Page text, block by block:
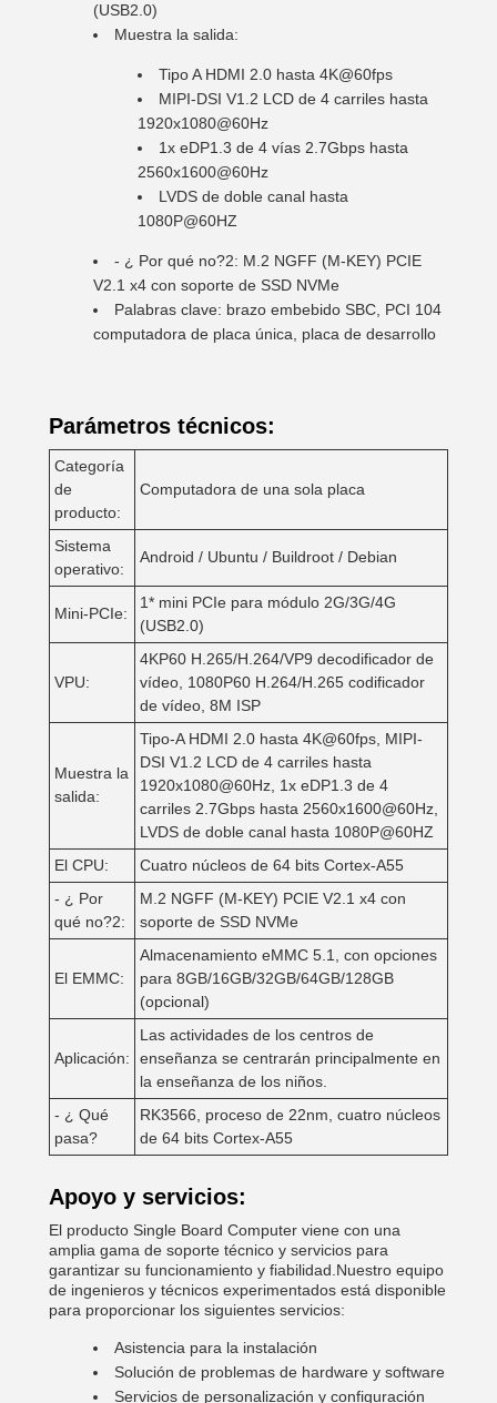
(USB2.0)
Muestra la salida:
Tipo A HDMI 2.0 hasta 4K@60fps
MIPI-DSI V1.2 LCD de 4 carriles hasta
1920x1080@60Hz
1x eDP1.3 de 4 vías 2.7Gbps hasta
2560x1600@60Hz
LVDS de doble canal hasta
1080P@60HZ
- ¿ Por qué no?2: M.2 NGFF (M-KEY) PCIE
V2.1 x4 con soporte de SSD NVMe
Palabras clave: brazo embebido SBC, PCI 104
computadora de placa única, placa de desarrollo
Parámetros técnicos:
Categoría
de
producto:
Computadora de una sola placa
Sistema
operativo:
Android / Ubuntu / Buildroot / Debian
Mini-PCIe:
1* mini PCIe para módulo 2G/3G/4G
(USB2.0)
VPU:
4KP60 H.265/H.264/VP9 decodificador de
vídeo, 1080P60 H.264/H.265 codificador
de vídeo, 8M ISP
Muestra la
salida:
Tipo-A HDMI 2.0 hasta 4K@60fps, MIPI-
DSI V1.2 LCD de 4 carriles hasta
1920x1080@60Hz, 1x eDP1.3 de 4
carriles 2.7Gbps hasta 2560x1600@60Hz,
LVDS de doble canal hasta 1080P@60HZ
El CPU:
Cuatro núcleos de 64 bits Cortex-A55
- ¿ Por
qué no?2:
M.2 NGFF (M-KEY) PCIE V2.1 x4 con
soporte de SSD NVMe
El EMMC:
Almacenamiento eMMC 5.1, con opciones
para 8GB/16GB/32GB/64GB/128GB
(opcional)
Aplicación:
Las actividades de los centros de
enseñanza se centrarán principalmente en
la enseñanza de los niños.
- ¿ Qué
pasa?
RK3566, proceso de 22nm, cuatro núcleos
de 64 bits Cortex-A55
Apoyo y servicios:
El producto Single Board Computer viene con una
amplia gama de soporte técnico y servicios para
garantizar su funcionamiento y fiabilidad.Nuestro equipo
de ingenieros y técnicos experimentados está disponible
para proporcionar los siguientes servicios:
Asistencia para la instalación
Solución de problemas de hardware y software
Servicios de personalización y configuración